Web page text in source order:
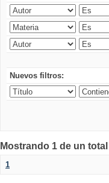
Nuevos filtros:
Mostrando 1 de un
1